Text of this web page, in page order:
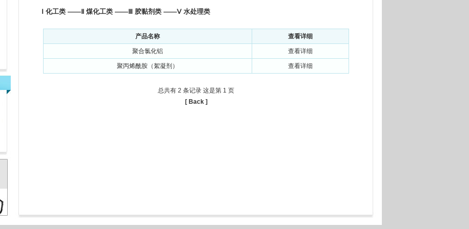
Ⅰ 化工类——Ⅱ 煤化工类——Ⅲ 胶黏剂类——Ⅴ 水处理类
产品名称 查看详细
聚合氯化铝 查看详细
聚丙烯酰胺（絮凝剂） 查看详细
总共有 2 条记录 这是第 1 页
[ Back ]